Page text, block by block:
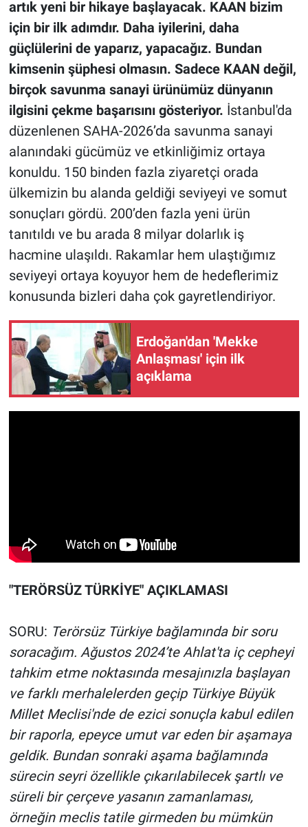
artık yeni bir hikaye başlayacak. KAAN bizim
için bir ilk adımdır. Daha iyilerini, daha
güçlülerini de yaparız, yapacağız. Bundan
kimsenin şüphesi olmasın. Sadece KAAN değil,
birçok savunma sanayi ürünümüz dünyanın
ilgisini çekme başarısını gösteriyor. İstanbul'da
düzenlenen SAHA-2026’da savunma sanayi
alanındaki gücümüz ve etkinliğimiz ortaya
konuldu. 150 binden fazla ziyaretçi orada
ülkemizin bu alanda geldiği seviyeyi ve somut
sonuçları gördü. 200’den fazla yeni ürün
tanıtıldı ve bu arada 8 milyar dolarlık iş
hacmine ulaşıldı. Rakamlar hem ulaştığımız
seviyeyi ortaya koyuyor hem de hedeflerimiz
konusunda bizleri daha çok gayretlendiriyor.
Erdoğan'dan 'Mekke
Anlaşması' için ilk
açıklama
"TERÖRSÜZ TÜRKİYE" AÇIKLAMASI
SORU: Terörsüz Türkiye bağlamında bir soru
soracağım. Ağustos 2024’te Ahlat'ta iç cepheyi
tahkim etme noktasında mesajınızla başlayan
ve farklı merhalelerden geçip Türkiye Büyük
Millet Meclisi'nde de ezici sonuçla kabul edilen
bir raporla, epeyce umut var eden bir aşamaya
geldik. Bundan sonraki aşama bağlamında
sürecin seyri özellikle çıkarılabilecek şartlı ve
süreli bir çerçeve yasanın zamanlaması,
örneğin meclis tatile girmeden bu mümkün